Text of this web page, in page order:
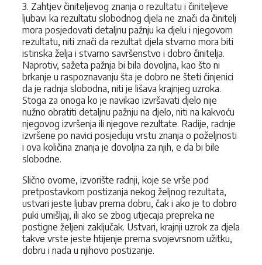
3. Zahtjev činiteljevog znanja o rezultatu i činiteljeve
ljubavi ka rezultatu slobodnog djela ne znači da činitelj
mora posjedovati detaljnu pažnju ka djelu i njegovom
rezultatu, niti znači da rezultat djela stvarno mora biti
istinska želja i stvarno savršenstvo i dobro činitelja.
Naprotiv, sažeta pažnja bi bila dovoljna, kao što ni
brkanje u raspoznavanju šta je dobro ne šteti činjenici
da je radnja slobodna, niti je lišava krajnjeg uzroka.
Stoga za onoga ko je navikao izvršavati djelo nije
nužno obratiti detaljnu pažnju na djelo, niti na kakvoću
njegovog izvršenja ili njegove rezultate. Radije, radnje
izvršene po navici posjeduju vrstu znanja o poželjnosti
i ova količina znanja je dovoljna za njih, e da bi bile
slobodne.
Slično ovome, izvorište radnji, koje se vrše pod
pretpostavkom postizanja nekog željnog rezultata,
ustvari jeste ljubav prema dobru, čak i ako je to dobro
puki umišljaj, ili ako se zbog utjecaja prepreka ne
postigne željeni zaključak. Ustvari, krajnji uzrok za djela
takve vrste jeste htijenje prema svojevrsnom užitku,
dobru i nada u njihovo postizanje.